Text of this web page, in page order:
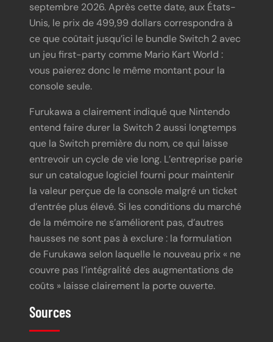
septembre 2026. Après cette date, aux États-
Unis, le prix de 499,99 dollars correspondra à
ce que coûtait jusqu’ici le bundle Switch 2 avec
un jeu first-party comme Mario Kart World :
vous paierez donc le même montant pour la
console seule.
Furukawa a clairement indiqué que Nintendo
entend faire durer la Switch 2 aussi longtemps
que la Switch première du nom, ce qui laisse
entrevoir un cycle de vie long. L’entreprise parie
sur un catalogue logiciel fourni pour maintenir
la valeur perçue de la console malgré un ticket
d’entrée plus élevé. Si les conditions du marché
de la mémoire ne s’améliorent pas, d’autres
hausses ne sont pas à exclure : la formulation
de Furukawa selon laquelle le nouveau prix « ne
couvre pas l’intégralité des augmentations de
coûts » laisse clairement la porte ouverte.
Sources